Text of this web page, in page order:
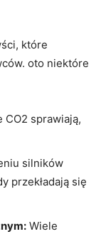
które
oto niektóre
CO2 sprawiają,⁣
silników⁤
‍przekładają się
Wiele